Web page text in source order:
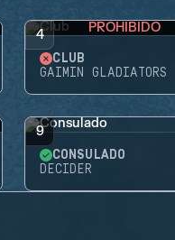
4 PROHIBIDO
CLUB
GAIMIN GLADIATORS
9
CONSULADO
DECIDER